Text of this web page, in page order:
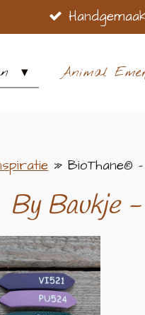
Animal
» BioThane®
By Baukje